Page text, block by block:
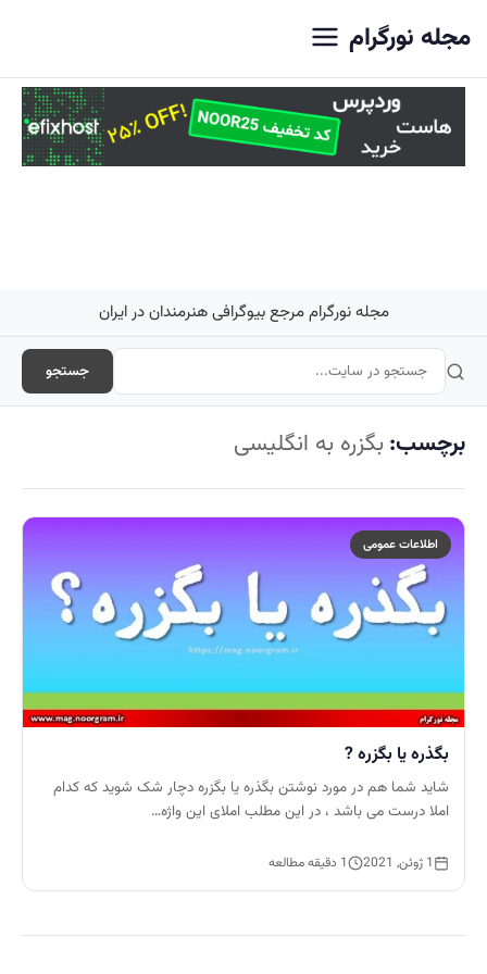
مجله نورگرام
مجله نورگرام مرجع بیوگرافی هنرمندان در ایران
جستجو
برچسب: بگزره به انگلیسی
اطلاعات عمومی
بگذره یا بگزره ?
شاید شما هم در مورد نوشتن بگذره یا بگزره دچار شک شوید که کدام
املا درست می باشد ، در این مطلب املای این واژه…
1 ژوئن, 2021 1 دقیقه مطالعه